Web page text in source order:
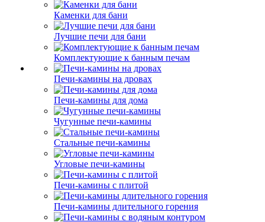
Каменки для бани
Лучшие печи для бани
Комплектующие к банным печам
Печи-камины на дровах
Печи-камины для дома
Чугунные печи-камины
Стальные печи-камины
Угловые печи-камины
Печи-камины с плитой
Печи-камины длительного горения